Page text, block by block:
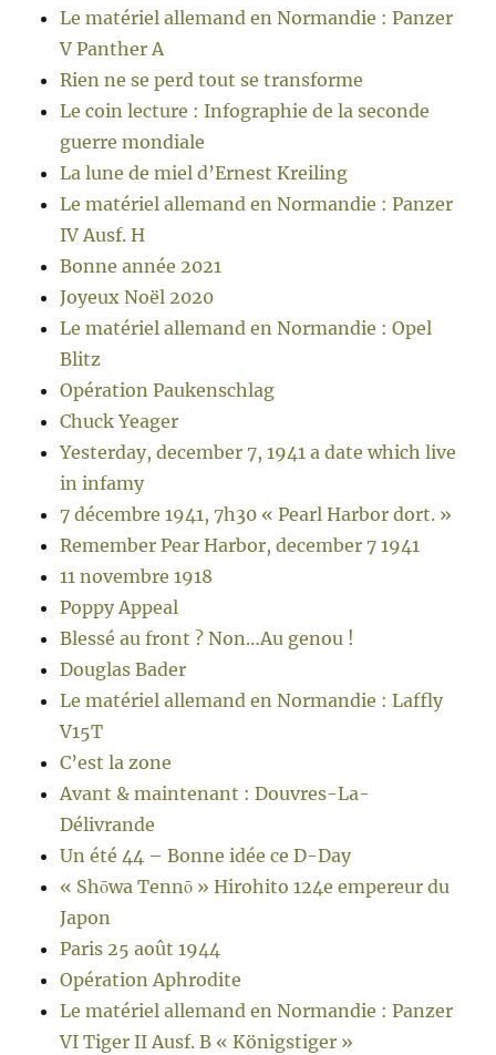
Le matériel allemand en Normandie : Panzer
V Panther A
Rien ne se perd tout se transforme
Le coin lecture : Infographie de la seconde
guerre mondiale
La lune de miel d’Ernest Kreiling
Le matériel allemand en Normandie : Panzer
IV Ausf. H
Bonne année 2021
Joyeux Noël 2020
Le matériel allemand en Normandie : Opel
Blitz
Opération Paukenschlag
Chuck Yeager
Yesterday, december 7, 1941 a date which live
in infamy
7 décembre 1941, 7h30 « Pearl Harbor dort. »
Remember Pear Harbor, december 7 1941
11 novembre 1918
Poppy Appeal
Blessé au front ? Non…Au genou !
Douglas Bader
Le matériel allemand en Normandie : Laffly
V15T
C’est la zone
Avant & maintenant : Douvres-La-
Délivrande
Un été 44 – Bonne idée ce D-Day
« Shōwa Tennō » Hirohito 124e empereur du
Japon
Paris 25 août 1944
Opération Aphrodite
Le matériel allemand en Normandie : Panzer
VI Tiger II Ausf. B « Königstiger »